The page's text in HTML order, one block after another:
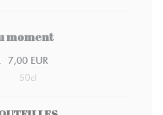
moment
7,00 EUR
50cl